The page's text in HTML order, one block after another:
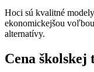
Hoci sú kvalitné
ekonomickejšou
alternatívy.
Cena školskej